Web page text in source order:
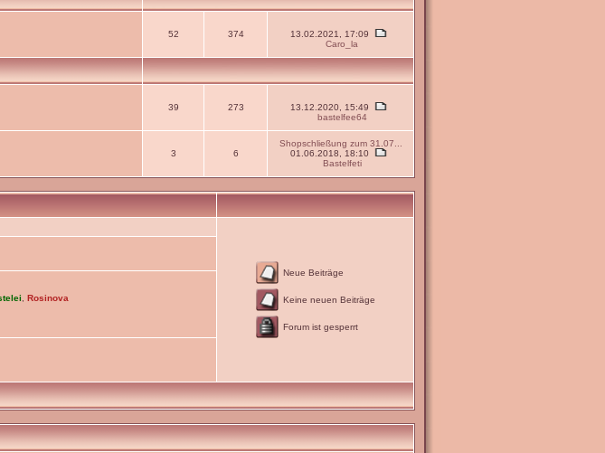
52 374
13.02.2021, 17:09
Caro_la
39 273
13.12.2020, 15:49
bastelfee64
3 6
Shopschließung zum 31.07...
01.06.2018, 18:10
Bastelfeti
Neue Beiträge
Keine neuen Beiträge
Forum ist gesperrt
Rosinova